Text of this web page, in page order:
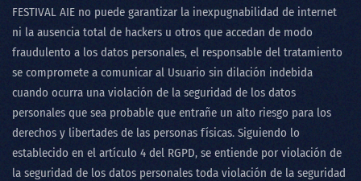
FESTIVAL AIE no puede garantizar la inexpugnabilidad de internet
ni la ausencia total de hackers u otros que accedan de modo
fraudulento a los datos personales, el responsable del tratamiento
se compromete a comunicar al Usuario sin dilación indebida
cuando ocurra una violación de la seguridad de los datos
personales que sea probable que entrañe un alto riesgo para los
derechos y libertades de las personas físicas. Siguiendo lo
establecido en el artículo 4 del RGPD, se entiende por violación de
la seguridad de los datos personales toda violación de la seguridad